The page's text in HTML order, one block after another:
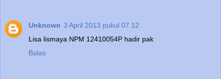
Unknown 3 April 2013 pukul 07.12
Lisa lismaya NPM 12410054P hadir pak
Balas